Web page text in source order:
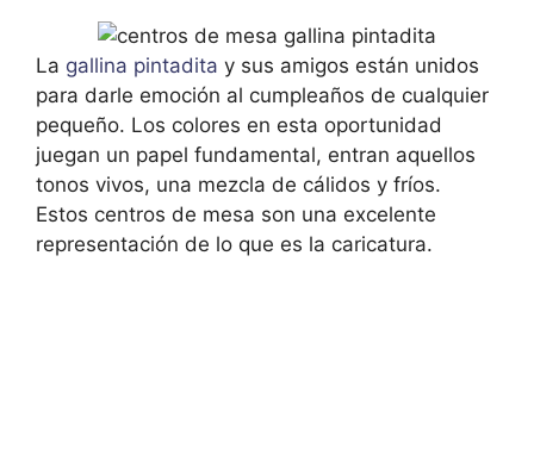
La gallina pintadita y sus amigos están unidos
para darle emoción al cumpleaños de cualquier
pequeño. Los colores en esta oportunidad
juegan un papel fundamental, entran aquellos
tonos vivos, una mezcla de cálidos y fríos.
Estos centros de mesa son una excelente
representación de lo que es la caricatura.